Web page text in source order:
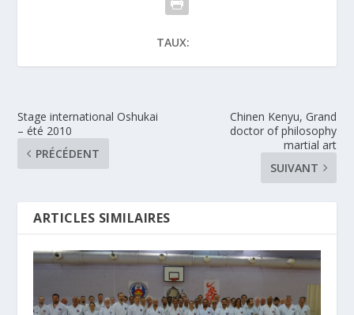
TAUX:
Stage international Oshukai
– été 2010
PRÉCÉDENT
Chinen Kenyu, Grand
doctor of philosophy
martial art
SUIVANT
ARTICLES SIMILAIRES